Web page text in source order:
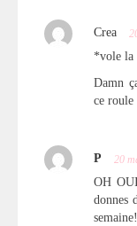
Crea
*vole la
Damn
ce
P 20
OH
donnes